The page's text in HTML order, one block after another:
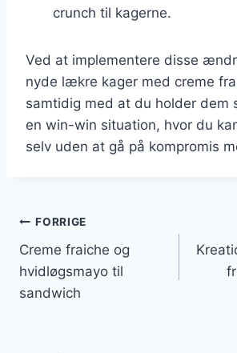
crunch til kagerne.
Ved at implementere disse
nyde lækre kager med creme
samtidig med at du holder dem
en win-win situation, hvor du
selv uden at gå på kompromis
Indlægsnavigation
FORRIGE
Creme fraiche og
hvidløgsmayo til
sandwich